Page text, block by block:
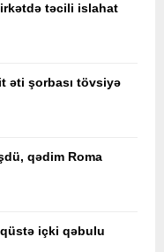
təcili islahat
əti şorbası tövsiyə
qədim Roma
içki qəbulu